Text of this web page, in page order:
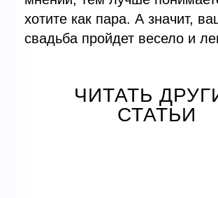
хотите как пара. А значит,
свадьба пройдет весело и
ЧИТАТЬ
СТАТЬИ